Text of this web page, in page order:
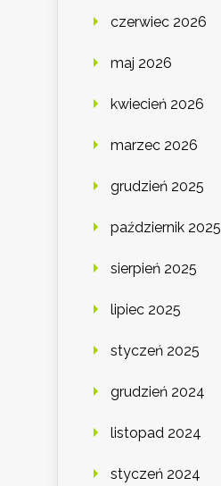
czerwiec 2026
maj 2026
kwiecień 2026
marzec 2026
grudzień 2025
październik 2025
sierpień 2025
lipiec 2025
styczeń 2025
grudzień 2024
listopad 2024
styczeń 2024